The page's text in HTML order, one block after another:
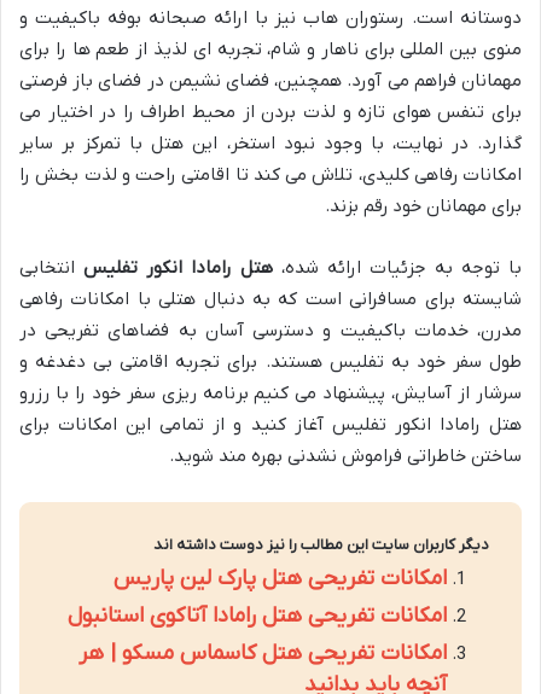
دوستانه است. رستوران هاب نیز با ارائه صبحانه بوفه باکیفیت و
منوی بین المللی برای ناهار و شام، تجربه ای لذیذ از طعم ها را برای
مهمانان فراهم می آورد. همچنین، فضای نشیمن در فضای باز فرصتی
برای تنفس هوای تازه و لذت بردن از محیط اطراف را در اختیار می
گذارد. در نهایت، با وجود نبود استخر، این هتل با تمرکز بر سایر
امکانات رفاهی کلیدی، تلاش می کند تا اقامتی راحت و لذت بخش را
برای مهمانان خود رقم بزند.
با توجه به جزئیات ارائه شده، هتل رامادا انکور تفلیس انتخابی
شایسته برای مسافرانی است که به دنبال هتلی با امکانات رفاهی
مدرن، خدمات باکیفیت و دسترسی آسان به فضاهای تفریحی در
طول سفر خود به تفلیس هستند. برای تجربه اقامتی بی دغدغه و
سرشار از آسایش، پیشنهاد می کنیم برنامه ریزی سفر خود را با رزرو
هتل رامادا انکور تفلیس آغاز کنید و از تمامی این امکانات برای
ساختن خاطراتی فراموش نشدنی بهره مند شوید.
دیگر کاربران سایت این مطالب را نیز دوست داشته اند
امکانات تفریحی هتل پارک لین پاریس
امکانات تفریحی هتل رامادا آتاکوی استانبول
امکانات تفریحی هتل کاسماس مسکو | هر
آنچه باید بدانید